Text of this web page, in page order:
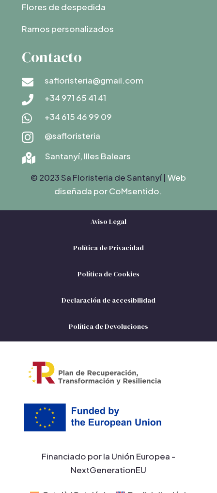
Flores de despedida
Ramos personalizados
Contacto
 safloristeria@gmail.com
 +34 971 65 41 41
 +34 615 46 99 09
 @safloristeria

Santanyí, Illes Balears
© 2023 Sa Floristeria de Santanyí |Web
diseñada por CoMsentido.
Aviso Legal
Política de Privacidad
Política de Cookies
Declaración de accesibilidad
Política de Devoluciones
Financiado por la Unión Europea -
NextGenerationEU